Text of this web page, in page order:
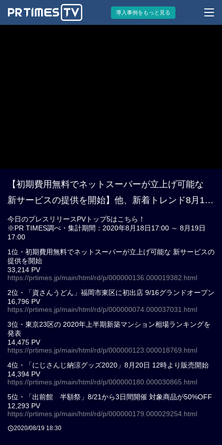
導入事例をもっと見る
【初期費用無料でネットスーパーが立上げ可能な
新サービスの提供を開始】他、新着トレンド8月19
日
今日のプレスリリースPVトップ5はこちら！
※PR TIMES調べ・集計期間：2020年8月18日17:00 ～ 8月19日
17:00
1位・初期費用無料でネットスーパーが立上げ可能な 新サービスの
提供を開始
33,214 PV
https://prtimes.jp/main/html/rd/p/000000136.000019382.html
2位・「資さんうどん」福岡市東区に初出店 9/16グランドオープン
16,796 PV
https://prtimes.jp/main/html/rd/p/000000074.000037031.html
3位・東京23区の 2020年上半期新築マンション相場ランキングを
発表
14,475 PV
https://prtimes.jp/main/html/rd/p/000000123.000018769.html
4位・「にじさんじ納涼グッズ2020」8月20日 12時より販売開始
14,394 PV
https://prtimes.jp/main/html/rd/p/000000180.000030865.html
5位・「出前館 半額祭」8/21から3日間開催 対象商品が50%OFF
12,293 PV
https://prtimes.jp/main/html/rd/p/000000179.000029254.html
2020/08/19 18:30